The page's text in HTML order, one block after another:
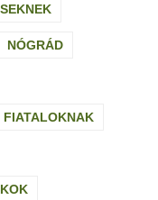
NÓGRÁD
FIATALOKNAK